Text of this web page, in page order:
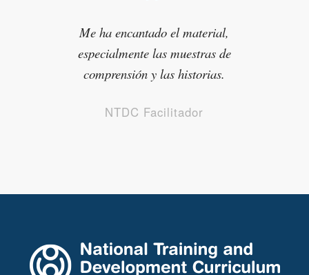
Me ha encantado el material,
especialmente las muestras de
comprensión y las historias.
NTDC Facilitador